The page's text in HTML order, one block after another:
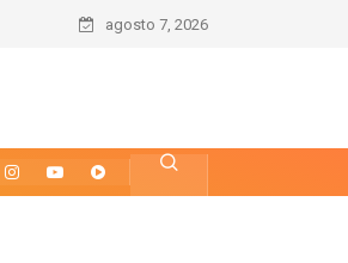
agosto 7, 2026